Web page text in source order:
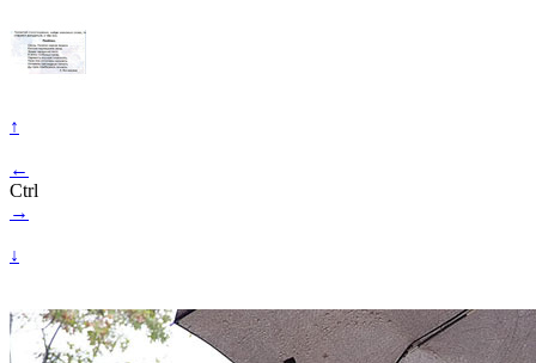
↑
←
Ctrl
→
↓